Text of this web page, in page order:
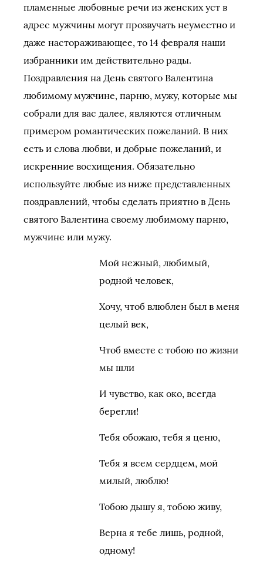
пламенные любовные речи из женских уст в
адрес мужчины могут прозвучать неуместно и
даже настораживающее, то 14 февраля наши
избранники им действительно рады.
Поздравления на День святого Валентина
любимому мужчине, парню, мужу, которые мы
собрали для вас далее, являются отличным
примером романтических пожеланий. В них
есть и слова любви, и добрые пожеланий, и
искренние восхищения. Обязательно
используйте любые из ниже представленных
поздравлений, чтобы сделать приятно в День
святого Валентина своему любимому парню,
мужчине или мужу.
Мой нежный, любимый,
родной человек,
Хочу, чтоб влюблен был в меня
целый век,
Чтоб вместе с тобою по жизни
мы шли
И чувство, как око, всегда
берегли!
Тебя обожаю, тебя я ценю,
Тебя я всем сердцем, мой
милый, люблю!
Тобою дышу я, тобою живу,
Верна я тебе лишь, родной,
одному!